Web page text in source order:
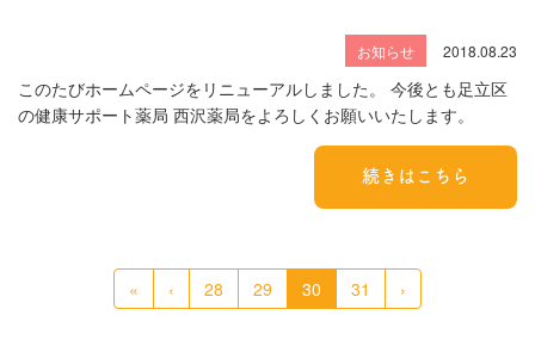
お知らせ 2018.08.23
このたびホームページをリニューアルしました。 今後とも足立区
の健康サポート薬局 西沢薬局をよろしくお願いいたします。
続きはこちら
« ‹ 28 29 30 31 ›